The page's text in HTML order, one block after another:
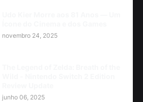
novembro 24, 2025
junho 06, 2025